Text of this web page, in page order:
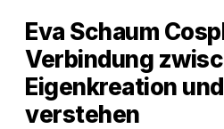
Eva Schaum
Verbindung
Eigenkreation
verstehen